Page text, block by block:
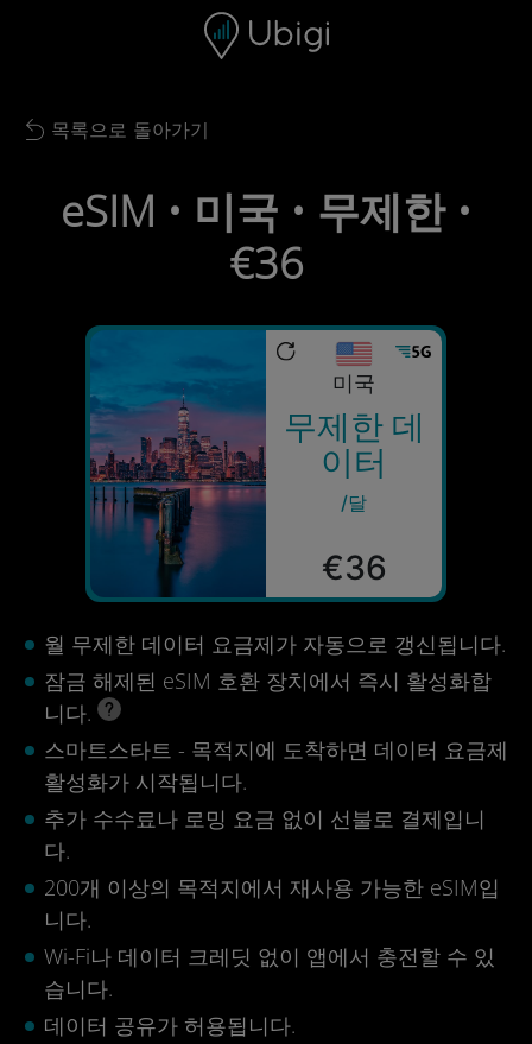
내비게이션 바 하단
Back to list
목록으로 돌아가기
eSIM • 미국 • 무제한 •
€36
미국
무제한 데
이터
/달
€36
월 무제한 데이터 요금제가 자동으로 갱신됩니다.
잠금 해제된 eSIM 호환 장치에서 즉시 활성화합
니다.
스마트스타트 - 목적지에 도착하면 데이터 요금제
활성화가 시작됩니다.
추가 수수료나 로밍 요금 없이 선불로 결제입니
다.
200개 이상의 목적지에서 재사용 가능한 eSIM입
니다.
Wi-Fi나 데이터 크레딧 없이 앱에서 충전할 수 있
습니다.
데이터 공유가 허용됩니다.